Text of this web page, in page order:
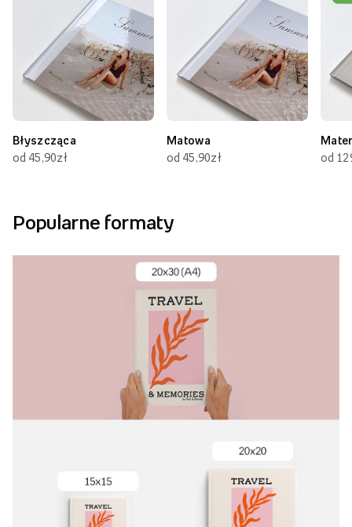
Błyszcząca
od 45,90zł
Matowa
od 45,90zł
od
Popularne formaty